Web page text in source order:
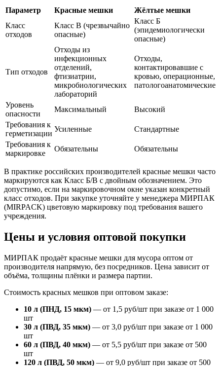
Параметр Красные мешки
Жёлтые мешки
Класс
отходов
Класс В (чрезвычайно
опасные)
Класс Б
(эпидемиологически
опасные)
Тип отходов
Отходы из
инфекционных
отделений,
фтизиатрии,
микробиологических
лабораторий
Отходы,
контактировавшие с
кровью, операционные,
патологоанатомические
Уровень
опасности
Максимальный
Высокий
Требования к
герметизации
Усиленные
Стандартные
Требования к
маркировке
Обязательны Обязательны
В практике российских производителей красные мешки часто
маркируются как Класс Б/В с двойным обозначением. Это
допустимо, если на маркировочном окне указан конкретный
класс отходов. При закупке уточняйте у менеджера МИРПАК
(MIRPACK) цветовую маркировку под требования вашего
учреждения.
Цены и условия оптовой покупки
МИРПАК продаёт красные мешки для мусора оптом от
производителя напрямую, без посредников. Цена зависит от
объёма, толщины плёнки и размера партии.
Стоимость красных мешков при оптовом заказе:
10 л (ПНД, 15 мкм) — от 1,5 руб/шт при заказе от 1 000
шт
30 л (ПВД, 35 мкм) — от 3,0 руб/шт при заказе от 1 000
шт
60 л (ПВД, 40 мкм) — от 5,5 руб/шт при заказе от 500
шт
120 л (ПВД, 50 мкм) — от 9,0 руб/шт при заказе от 500